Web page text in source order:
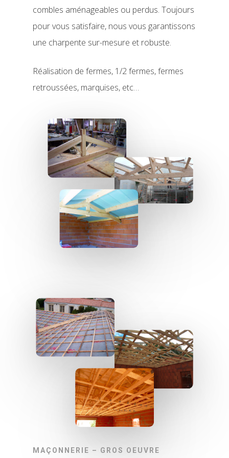
combles aménageables ou perdus. Toujours
pour vous satisfaire, nous vous garantissons
une charpente sur-mesure et robuste.
Réalisation de fermes, 1/2 fermes, fermes
retroussées, marquises, etc…
MAÇONNERIE – GROS OEUVRE